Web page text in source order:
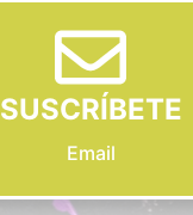
SUSCRÍBETE
Email